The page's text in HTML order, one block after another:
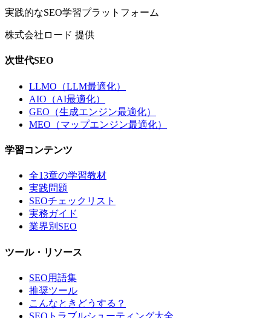
実践的なSEO学習プラットフォーム
株式会社ロード 提供
次世代SEO
LLMO（LLM最適化）
AIO（AI最適化）
GEO（生成エンジン最適化）
MEO（マップエンジン最適化）
学習コンテンツ
全13章の学習教材
実践問題
SEOチェックリスト
実務ガイド
業界別SEO
ツール・リソース
SEO用語集
推奨ツール
こんなときどうする？
SEOトラブルシューティング大全